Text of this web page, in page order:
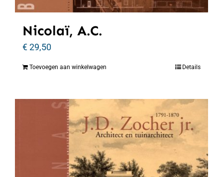
Nicolaï, A.C.
€29,50
Toevoegen aan winkelwagen Details